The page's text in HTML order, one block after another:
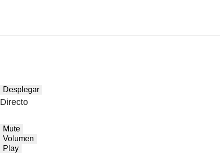
Desplegar
Directo
Mute
Volumen
Play